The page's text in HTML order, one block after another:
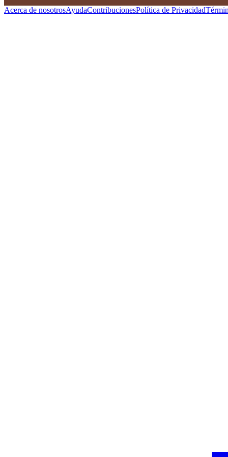
Acerca de nosotrosAyudaContribucionesPolítica de Privacidad